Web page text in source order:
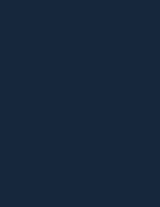
fenêtre)fenêtre)
nouvelle